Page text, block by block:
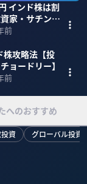
インド株は割
家・サチン・
前
攻略法【投
ョードリー】
前
へのおすすめ
資 グローバル投資